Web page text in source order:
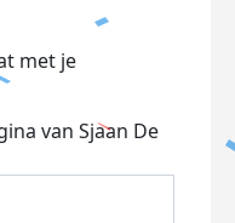
met je
van Sjaan De